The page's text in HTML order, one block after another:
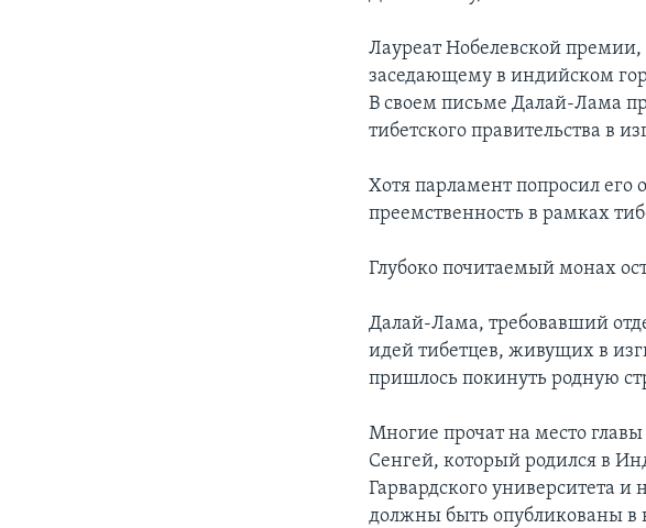
Лауреат Нобелевской
заседающему в индийском
В своем письме Далай-Лама
тибетского правительства в
Хотя парламент попросил его
преемственность в рамках
Глубоко почитаемый монах
Далай-Лама, требовавший
идей тибетцев, живущих в
пришлось покинуть родную
Многие прочат на место главы
Сенгей, который родился в
Гарвардского университета и
должны быть опубликованы в